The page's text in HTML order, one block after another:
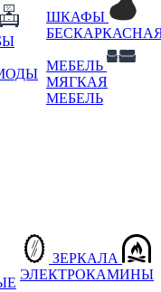
ШКАФЫ
МЕБЕЛЬ
МЯГКАЯ
МЕБЕЛЬ
ЗЕРКАЛА
ЭЛЕКТРОКАМИНЫ